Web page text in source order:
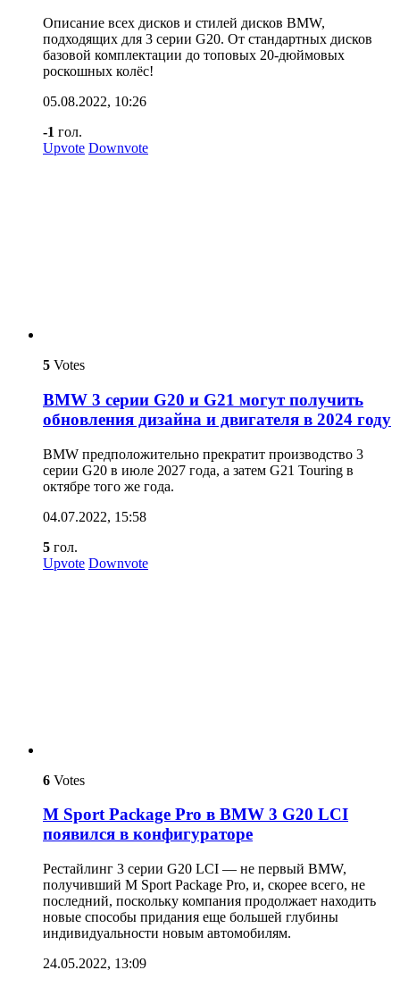
Описание всех дисков и стилей дисков BMW,
подходящих для 3 серии G20. От стандартных дисков
базовой комплектации до топовых 20-дюймовых
роскошных колёс!
05.08.2022, 10:26
-1 гол.
Upvote Downvote
5 Votes
BMW 3 серии G20 и G21 могут получить
обновления дизайна и двигателя в 2024 году
BMW предположительно прекратит производство 3
серии G20 в июле 2027 года, а затем G21 Touring в
октябре того же года.
04.07.2022, 15:58
5 гол.
Upvote Downvote
6 Votes
M Sport Package Pro в BMW 3 G20 LCI
появился в конфигураторе
Рестайлинг 3 серии G20 LCI — не первый BMW,
получивший M Sport Package Pro, и, скорее всего, не
последний, поскольку компания продолжает находить
новые способы придания еще большей глубины
индивидуальности новым автомобилям.
24.05.2022, 13:09